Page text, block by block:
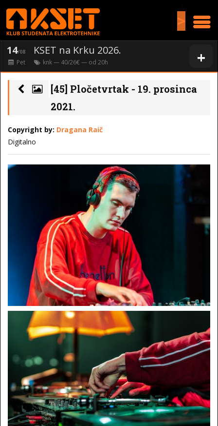
>
+
14/08 KSET na Krku 2026.
Pet knk— 40/26€ — od 20h
[45] Pločetvrtak - 19. prosinca
2021.
Copyright by: Dragana Raič
Digitalno